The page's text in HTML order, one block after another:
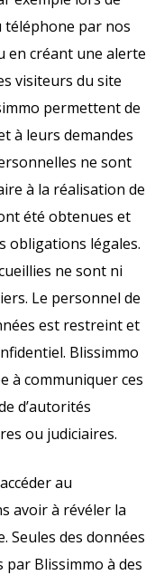
téléphone par nos
en créant une alerte
visiteurs du site
permettent de
à leurs demandes
ne sont
à la réalisation de
été obtenues et
obligations légales.
ne sont ni
Le personnel de
est restreint et
Blissimmo
à communiquer ces
d’autorités
ou judiciaires.
au
avoir à révéler la
des données
Blissimmo à des